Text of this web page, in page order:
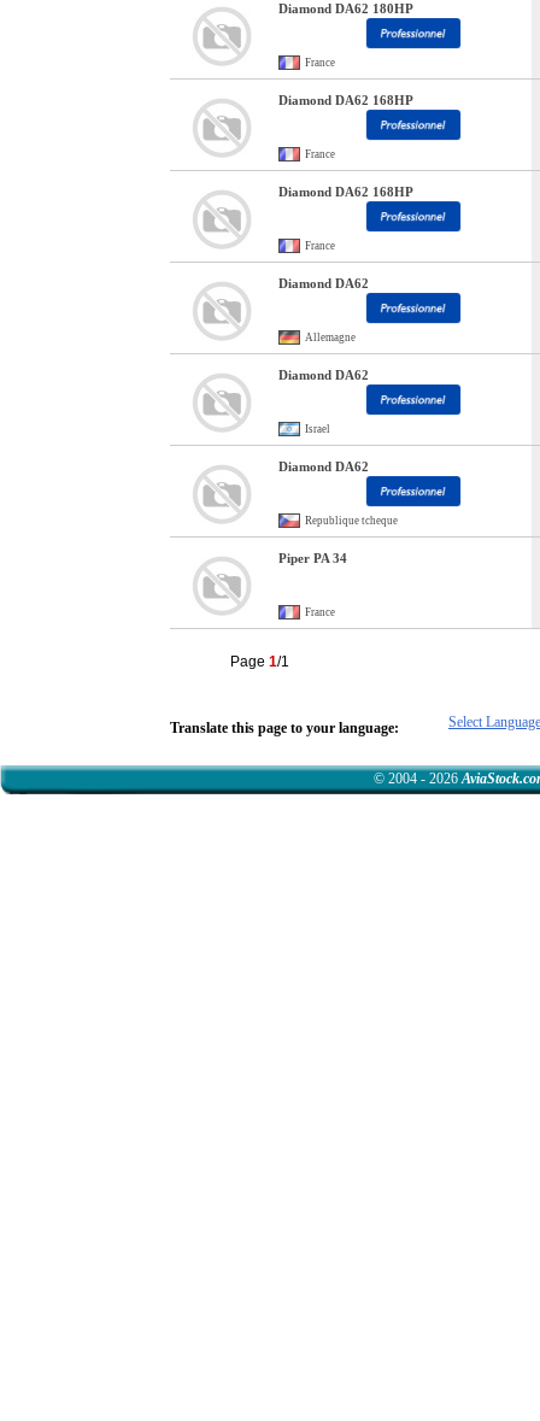
Diamond DA62 180HP
France
Diamond DA62 168HP
France
Diamond DA62 168HP
France
Diamond DA62
Allemagne
Diamond DA62
Israel
Diamond DA62
Republique tcheque
Piper PA 34
France
Page 1/1
Translate this page to your language: Select Language
© 2004 - 2026